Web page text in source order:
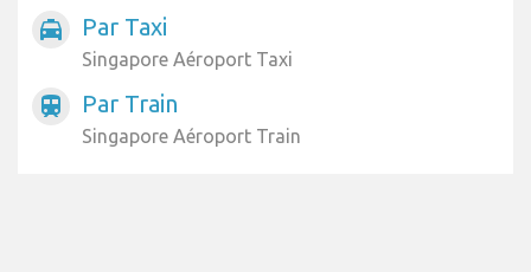
local_taxi Par Taxi
Singapore Aéroport Taxi
train Par Train
Singapore Aéroport Train